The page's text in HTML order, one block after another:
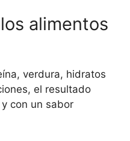
alimentos
verdura, hidratos
el resultado
con un sabor